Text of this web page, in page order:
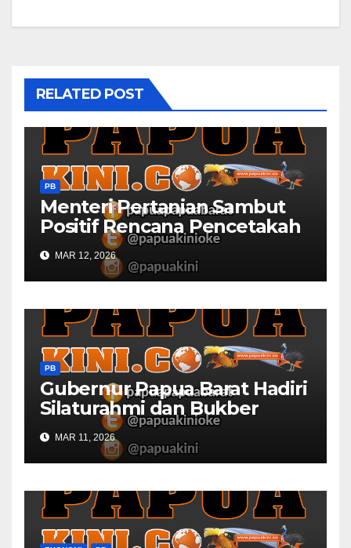
RELATED POST
PB
Menteri Pertanian Sambut
Positif Rencana Pencetakah
Sawah dan Ladang di Papua
Barat
MAR 12, 2026
PB
Gubernur Papua Barat Hadiri
Silaturahmi dan Bukber
Bersama DPR RI dan
Mendagri di IPDN
MAR 11, 2026